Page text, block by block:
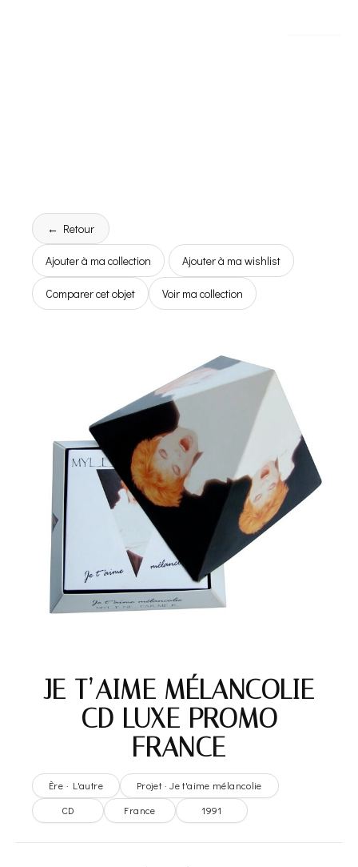
← Retour
Ajouter à ma collection Ajouter à ma wishlist
Comparer cet objet Voir ma collection
JE T’AIME MÉLANCOLIE
– CD LUXE PROMO –
FRANCE
Ère · L'autre
Projet · Je t'aime mélancolie
CD
France 1991